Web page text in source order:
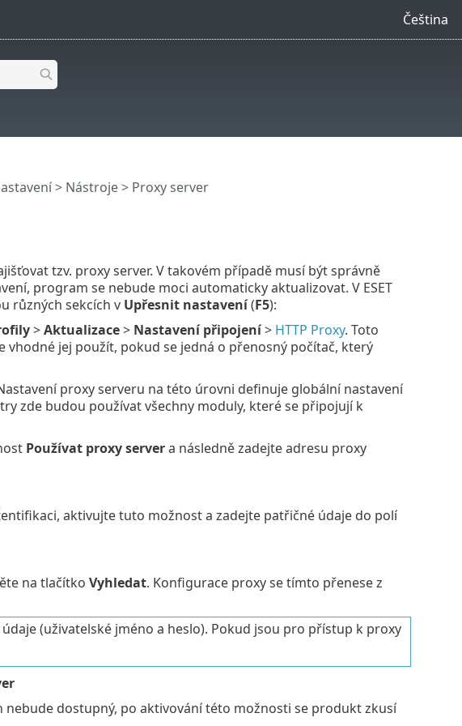
Čeština
> Nástroje> Proxy server
tzv. proxy server. V takovém případě musí být správně
program se nebude moci automaticky aktualizovat. V ESET
různých sekcích v Upřesnit nastavení(F5):
>Aktualizace> Nastavení připojení> HTTP Proxy. Toto
jej použít, pokud se jedná o přenosný počítač, který
proxy serveru na této úrovni definuje globální nastavení
zde budou používat všechny moduly, které se připojují k
Používat proxy servera následně zadejte adresu proxy
aktivujte tuto možnost a zadejte patřičné údaje do polí
na tlačítko Vyhledat. Konfigurace proxy se tímto přenese z
(uživatelské jméno a heslo). Pokud jsou pro přístup k proxy
dostupný, po aktivování této možnosti se produkt zkusí